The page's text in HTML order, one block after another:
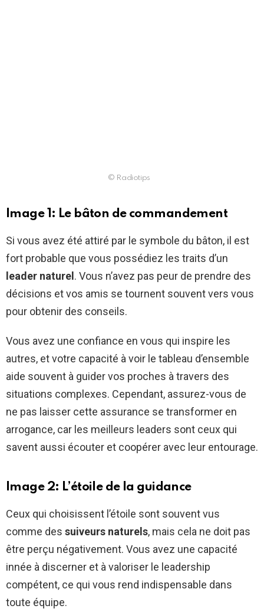
© Radiotips
Image 1: Le bâton de commandement
Si vous avez été attiré par le symbole du bâton, il est
fort probable que vous possédiez les traits d’un
leader naturel . Vous n’avez pas peur de prendre des
décisions et vos amis se tournent souvent vers vous
pour obtenir des conseils.
Vous avez une confiance en vous qui inspire les
autres, et votre capacité à voir le tableau d’ensemble
aide souvent à guider vos proches à travers des
situations complexes. Cependant, assurez-vous de
ne pas laisser cette assurance se transformer en
arrogance, car les meilleurs leaders sont ceux qui
savent aussi écouter et coopérer avec leur entourage.
Image 2: L’étoile de la guidance
Ceux qui choisissent l’étoile sont souvent vus
comme des suiveurs naturels, mais cela ne doit pas
être perçu négativement. Vous avez une capacité
innée à discerner et à valoriser le leadership
compétent, ce qui vous rend indispensable dans
toute équipe.